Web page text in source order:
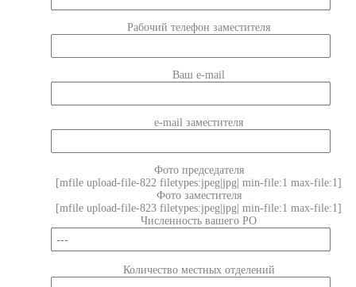
Рабочий телефон заместителя
Ваш e-mail
e-mail заместителя
Фото председателя
[mfile upload-file-822 filetypes:jpeg|jpg| min-file:1 max-file:1]
Фото заместителя
[mfile upload-file-823 filetypes:jpeg|jpg| min-file:1 max-file:1]
Численность вашего РО
Количество местных отделений